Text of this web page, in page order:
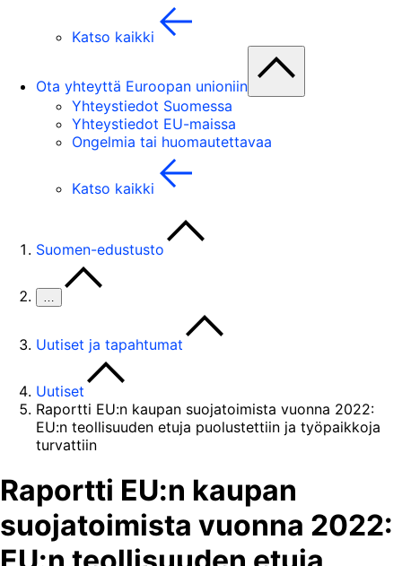
Katso kaikki
Ota yhteyttä Euroopan unioniin
Yhteystiedot Suomessa
Yhteystiedot EU-maissa
Ongelmia tai huomautettavaa
Katso kaikki
Suomen-edustusto
…
Uutiset ja tapahtumat
Uutiset
Raportti EU:n kaupan suojatoimista vuonna 2022:
EU:n teollisuuden etuja puolustettiin ja työpaikkoja
turvattiin
Raportti EU:n kaupan
suojatoimista vuonna 2022: